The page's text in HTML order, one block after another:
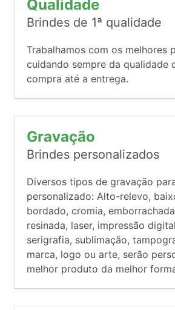
Qualidade
Brindes de 1ª qualidade
Trabalhamos com os melhores
cuidando sempre da qualidade
compra até a entrega.
Gravação
Brindes personalizados
Diversos tipos de gravação
personalizado: Alto-relevo,
bordado, cromia,
resinada, laser, impressão
serigrafia, sublimação,
marca, logo ou arte, serão
melhor produto da melhor